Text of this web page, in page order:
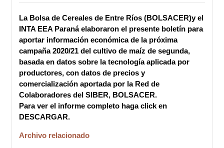
La Bolsa de Cereales de Entre Ríos (BOLSACER)y el
INTA EEA Paraná elaboraron el presente boletín para
aportar información económica de la próxima
campaña 2020/21 del cultivo de maíz de segunda,
basada en datos sobre la tecnología aplicada por
productores, con datos de precios y
comercialización aportada por la Red de
Colaboradores del SIBER, BOLSACER.
Para ver el informe completo haga click en
DESCARGAR.
Archivo relacionado